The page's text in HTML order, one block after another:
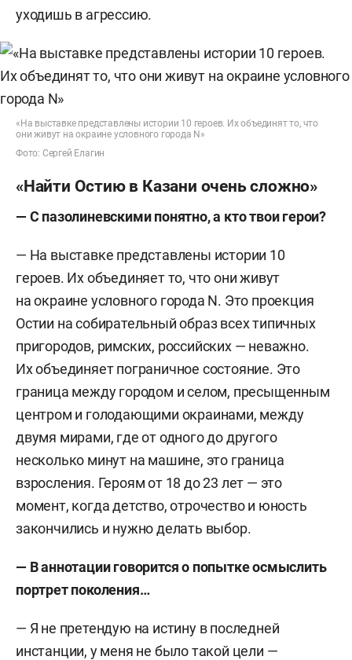
уходишь в агрессию.
«На выставке представлены истории 10 героев. Их объединят то, что
они живут на окраине условного города N»
Фото: Сергей Елагин
«Найти Остию в Казани очень сложно»
— С пазолиневскими понятно, а кто твои герои?
— На выставке представлены истории 10
героев. Их объединяет то, что они живут
на окраине условного города N. Это проекция
Остии на собирательный образ всех типичных
пригородов, римских, российских — неважно.
Их объединяет пограничное состояние. Это
граница между городом и селом, пресыщенным
центром и голодающими окраинами, между
двумя мирами, где от одного до другого
несколько минут на машине, это граница
взросления. Героям от 18 до 23 лет — это
момент, когда детство, отрочество и юность
закончились и нужно делать выбор.
— В аннотации говорится о попытке осмыслить
портрет поколения…
— Я не претендую на истину в последней
инстанции, у меня не было такой цели —